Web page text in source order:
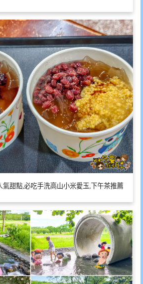
氣甜點,必吃手洗高山小米愛玉,下午茶推薦